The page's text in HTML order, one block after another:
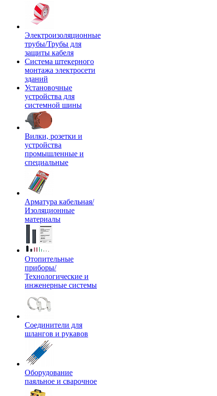
Электроизоляционные
трубы/Трубы для
защиты кабеля
Система штекерного
монтажа электросети
зданий
Установочные
устройства для
системной шины
Вилки, розетки и
устройства
промышленные и
специальные
Арматура кабельная/
Изоляционные
материалы
Отопительные
приборы/
Технологические и
инженерные системы
Соединители для
шлангов и рукавов
Оборудование
паяльное и сварочное